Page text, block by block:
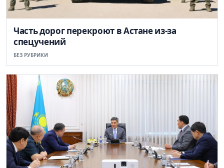
Часть дорог перекроют в Астане из-за
спецучений
БЕЗ РУБРИКИ